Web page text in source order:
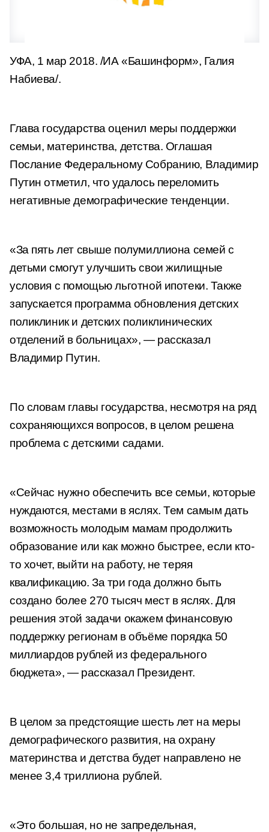
УФА, 1 мар 2018. /ИА «Башинформ», Галия
Набиева/.
Глава государства оценил меры поддержки
семьи, материнства, детства. Оглашая
Послание Федеральному Собранию, Владимир
Путин отметил, что удалось переломить
негативные демографические тенденции.
«За пять лет свыше полумиллиона семей с
детьми смогут улучшить свои жилищные
условия с помощью льготной ипотеки. Также
запускается программа обновления детских
поликлиник и детских поликлинических
отделений в больницах», — рассказал
Владимир Путин.
По словам главы государства, несмотря на ряд
сохраняющихся вопросов, в целом решена
проблема с детскими садами.
«Сейчас нужно обеспечить все семьи, которые
нуждаются, местами в яслях. Тем самым дать
возможность молодым мамам продолжить
образование или как можно быстрее, если кто-
то хочет, выйти на работу, не теряя
квалификацию. За три года должно быть
создано более 270 тысяч мест в яслях. Для
решения этой задачи окажем финансовую
поддержку регионам в объёме порядка 50
миллиардов рублей из федерального
бюджета», — рассказал Президент.
В целом за предстоящие шесть лет на меры
демографического развития, на охрану
материнства и детства будет направлено не
менее 3,4 триллиона рублей.
«Это большая, но не запредельная,